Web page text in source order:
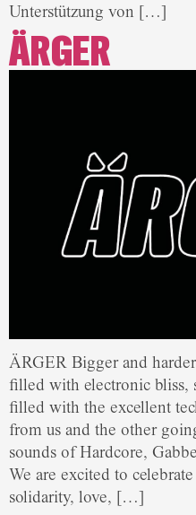
Unterstützung von […]
ÄRGER
ÄRGER Bigger and
filled with electronic bliss,
filled with the excellent
from us and the other
sounds of Hardcore,
We are excited to
solidarity, love, […]